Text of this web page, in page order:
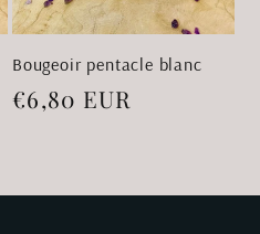
Bougeoir pentacle blanc
Prix
€6,80 EUR